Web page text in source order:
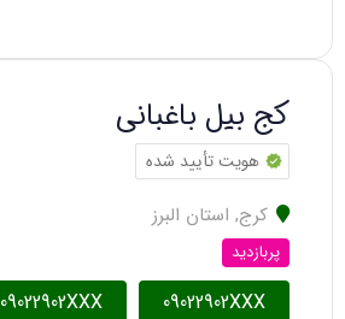
کج بیل باغبانی
هویت تأیید شده
کرج, استان البرز
پربازدید
09022902XXX
09022902XXX